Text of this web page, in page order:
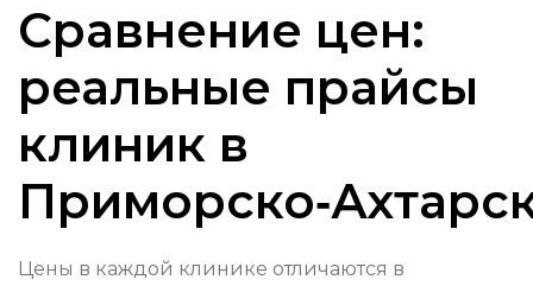
Сравнение цен:
реальные прайсы
клиник в
Цены в каждой клинике отличаются в